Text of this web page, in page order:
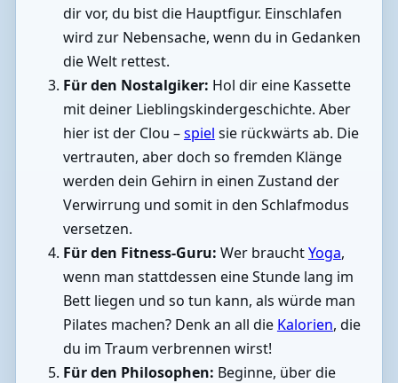
dir vor, du bist die Hauptfigur. Einschlafen
wird zur Nebensache, wenn du in Gedanken
die Welt rettest.
Für den Nostalgiker: Hol dir eine Kassette
mit deiner Lieblingskindergeschichte. Aber
hier ist der Clou –spiel sie rückwärts ab. Die
vertrauten, aber doch so fremden Klänge
werden dein Gehirn in einen Zustand der
Verwirrung und somit in den Schlafmodus
versetzen.
Für den Fitness-Guru: Wer brauchtYoga,
wenn man stattdessen eine Stunde lang im
Bett liegen und so tun kann, als würde man
Pilates machen? Denk an all die Kalorien, die
du im Traum verbrennen wirst!
Für den Philosophen: Beginne, über die